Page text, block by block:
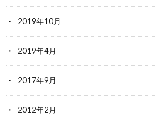
2019年10月
2019年4月
2017年9月
2012年2月